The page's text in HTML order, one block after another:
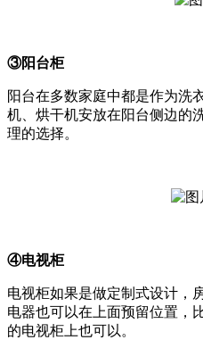
③阳台柜
阳台在多数家庭中都是作为洗
机、烘干机安放在阳台侧边的
理的选择。
④电视柜
电视柜如果是做定制式设计，
电器也可以在上面预留位置，
的电视柜上也可以。